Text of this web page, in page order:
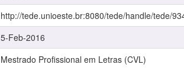
http://tede.unioeste.br:8080/tede/handle/tede/
5-Feb-2016
Mestrado Profissional em Letras (CVL)